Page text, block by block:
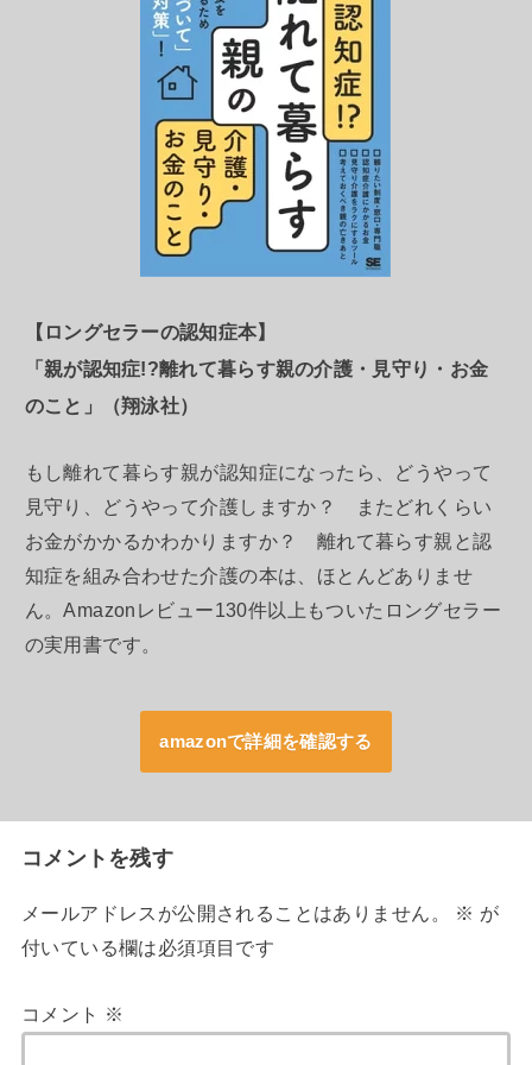
【ロングセラーの認知症本】
「親が認知症!?離れて暮らす親の介護・見守り・お金
のこと」（翔泳社）
もし離れて暮らす親が認知症になったら、どうやって
見守り、どうやって介護しますか？ またどれくらい
お金がかかるかわかりますか？ 離れて暮らす親と認
知症を組み合わせた介護の本は、ほとんどありませ
ん。Amazonレビュー130件以上もついたロングセラー
の実用書です。
amazonで詳細を確認する
コメントを残す
メールアドレスが公開されることはありません。 ※ が
付いている欄は必須項目です
コメント ※